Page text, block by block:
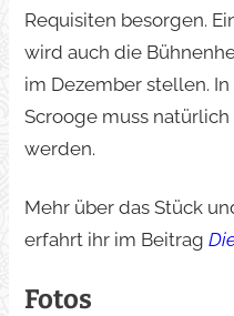
Requisiten besorgen.
wird auch die
im Dezember stellen.
Scrooge muss
werden.
Mehr über das Stück
erfahrt ihr im Beitrag
Fotos